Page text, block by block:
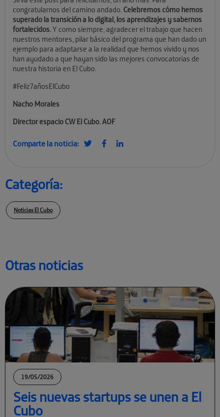
Otras noticias
19/05/2026
Seis nuevas startups se unen a El
Cubo
congratularnos del camino andado. Celebremos cómo hemos
superado la transición a lo digital, los aprendizajes y sabernos
fortalecidos.Y como siempre, agradecer el trabajo que hacen
nuestros mentores, pilar básico del programa que han dado un
ejemplo para adaptarse a la realidad que hemos vivido y nos
han ayudado a que hayan sido las mejores convocatorias de
nuestra historia en El Cubo.
#Feliz7añosElCubo
Nacho Morales
Director espacio CW El Cubo. AOF
Comparte la noticia:
Categoría:
Noticias El Cubo